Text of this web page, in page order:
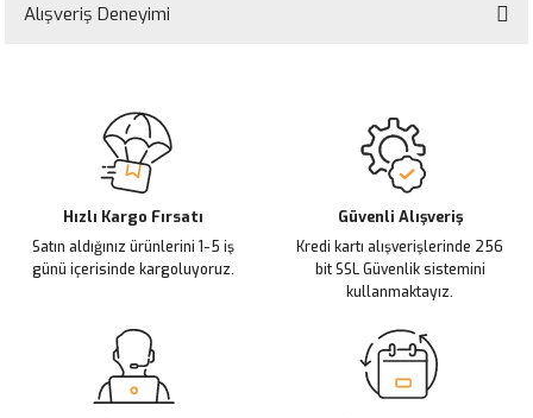
yetersiz gördüğünüz noktaları öneri formunu kullanarak tarafımıza
Ürün resmi kalitesiz, bozuk veya görüntülenemiyor.
Ürün açıklamasında eksik bilgiler bulunuyor.
Ürün bilgilerinde hatalar bulunuyor.
Ürün fiyatı diğer sitelerden daha pahalı.
Bu ürüne benzer farklı alternatifler olmalı.
Alışveriş Deneyimi
Hızlı Kargo Fırsatı
Satın aldığınız ürünlerini 1-5 iş
günü içerisinde kargoluyoruz.
Güvenli Alışveriş
Kredi kartı alışverişlerinde 256
bit SSL Güvenlik sistemini
kullanmaktayız.